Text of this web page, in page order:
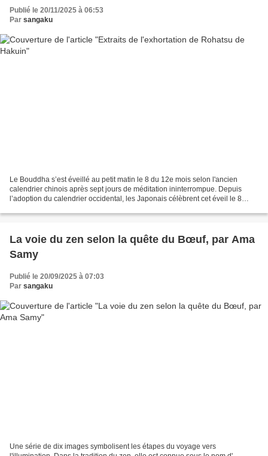
Publié le 20/11/2025 à 06:53
Par sangaku
Le Bouddha s’est éveillé au petit matin le 8 du 12e mois selon l'ancien
calendrier chinois après sept jours de méditation ininterrompue. Depuis
l’adoption du calendrier occidental, les Japonais célèbrent cet éveil le 8
La voie du zen selon la quête du Bœuf, par Ama
Samy
Publié le 20/09/2025 à 07:03
Par sangaku
Une série de dix images symbolisent les étapes du voyage vers